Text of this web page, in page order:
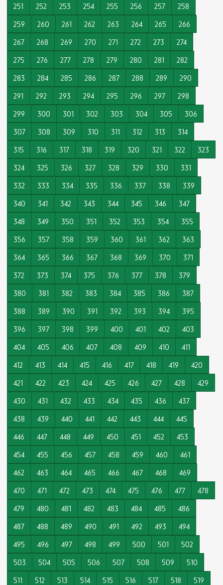
251
252 253 254 255 256 257
258
259
260 261 262 263 264 265
266
267
268 269 270 271 272 273
274
275
276 277 278 279 280 281
282
283
284 285 286 287 288 289
290
291
292 293 294 295 296 297
298
299
300 301 302 303 304 305
306
307
308 309 310 311 312 313
314
315
316 317 318 319 320 321 322
323
324
325 326 327 328 329 330
331
332
333 334 335 336 337 338
339
340
341 342 343 344 345 346
347
348
349 350 351 352 353 354
355
356
357 358 359 360 361 362
363
364
365 366 367 368 369 370
371
372
373 374 375 376 377 378
379
380
381 382 383 384 385 386
387
388
389 390 391 392 393 394
395
396
397 398 399 400 401 402
403
404
405 406 407 408 409 410
411
412
413 414 415 416 417 418 419
420
421
422 423 424 425 426 427 428
429
430
431 432 433 434 435 436
437
438
439 440 441 442 443 444
445
446
447 448 449 450 451 452
453
454
455 456 457 458 459 460
461
462
463 464 465 466 467 468
469
470
471 472 473 474 475 476 477
478
479
480 481 482 483 484 485
486
487
488 489 490 491 492 493
494
495
496 497 498 499 500 501
502
503
504 505 506 507 508 509
510
511
512 513 514 515 516 517 518 519